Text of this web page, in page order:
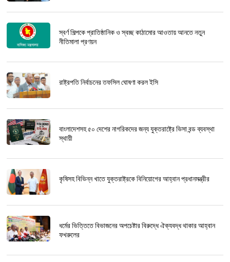
স্বর্ণ শিল্পকে প্রাতিষ্ঠানিক ও স্বচ্ছ কাঠামোর আওতায় আনতে নতুন
নীতিমালা প্রণয়ন
রাষ্ট্রপতি নির্বাচনের তফসিল ঘোষণা করল ইসি
বাংলাদেশসহ ৫০ দেশের নাগরিকদের জন্য যুক্তরাষ্ট্রে ভিসা বন্ড ব্যবস্থা
স্থায়ী
কৃষিসহ বিভিন্ন খাতে যুক্তরাষ্ট্রকে বিনিয়োগের আহ্বান প্রধানমন্ত্রীর
ধর্মের ভিত্তিতে বিভাজনের অপচেষ্টার বিরুদ্ধে ঐক্যবদ্ধ থাকার আহ্বান
ফখরুলের